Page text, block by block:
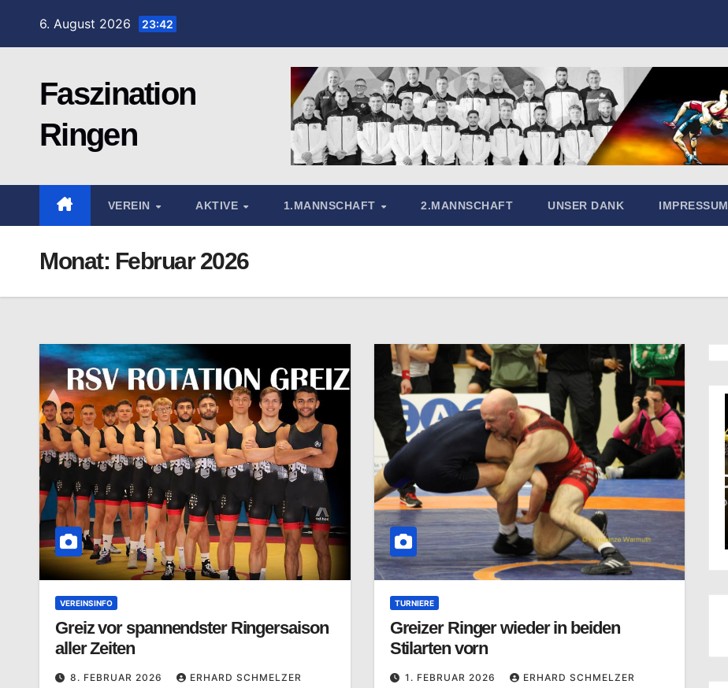
6. August 2026 23:42
Faszination
Ringen
VEREIN AKTIVE 1.MANNSCHAFT 2.MANNSCHAFT UNSER DANK IMPRESSUM
Monat: Februar 2026
VEREINSINFO
Greiz vor spannendster Ringersaison
aller Zeiten
8. FEBRUAR 2026 ERHARD SCHMELZER
TURNIERE
Greizer Ringer wieder in beiden
Stilarten vorn
1. FEBRUAR 2026 ERHARD SCHMELZER